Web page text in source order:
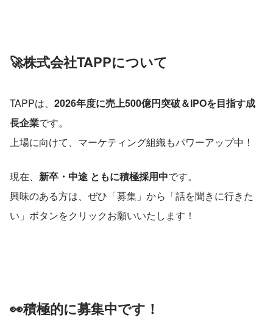
🚀株式会社TAPPについて
TAPPは、 2026年度に売上500億円突破＆IPOを目指す成
長企業です。
上場に向けて、マーケティング組織もパワーアップ中！
現在、 新卒・中途 ともに積極採用中です。
興味のある方は、ぜひ「募集」から「話を聞きに行きた
い」ボタンをクリックお願いいたします！
👀積極的に募集中です！